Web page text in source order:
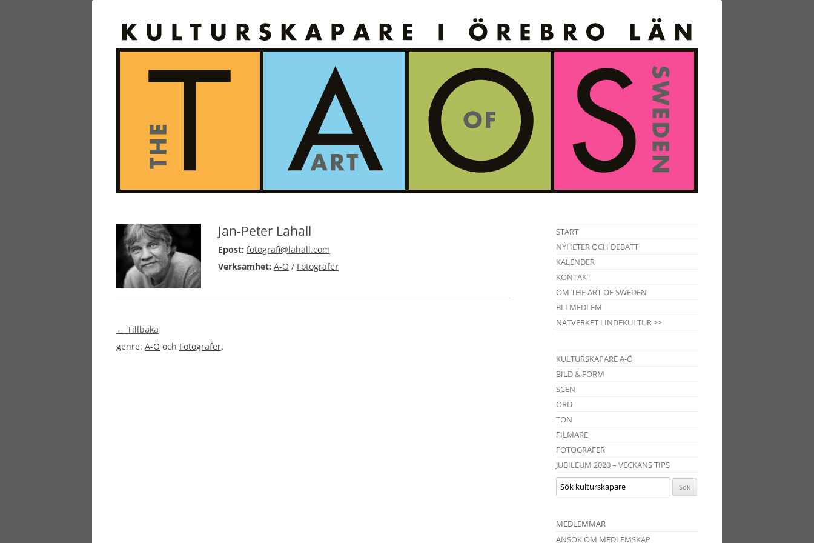
Jan-Peter Lahall
Epost: fotografi@lahall.com
Verksamhet: A-Ö / Fotografer
← Tillbaka
genre: A-Ö och Fotografer.
START
NYHETER OCH DEBATT
KALENDER
KONTAKT
OM THE ART OF SWEDEN
BLI MEDLEM
NÄTVERKET LINDEKULTUR >>
KULTURSKAPARE A-Ö
BILD & FORM
SCEN
ORD
TON
FILMARE
FOTOGRAFER
JUBILEUM 2020 – VECKANS TIPS
MEDLEMMAR
ANSÖK OM MEDLEMSKAP